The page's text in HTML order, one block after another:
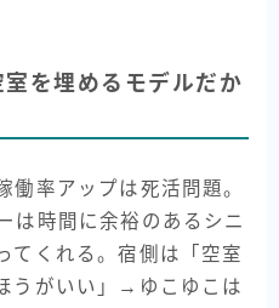
を埋めるモデルだか
働率アップは死活問題。
は時間に余裕のあるシニ
てくれる。宿側は「空室
うがいい」→ゆこゆこは